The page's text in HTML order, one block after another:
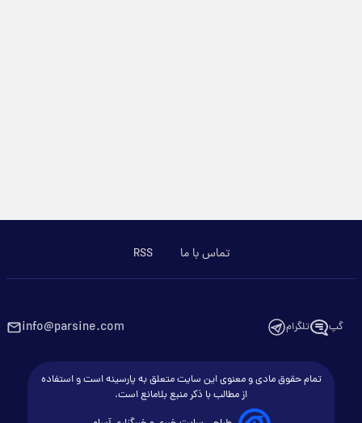
تماس با ما RSS
گپ تلگرام info@parsine.com
تمام حقوق مادی و معنوی این سایت متعلق به پارسینه است و استفاده
از مطالب با ذکر منبع بلامانع است.